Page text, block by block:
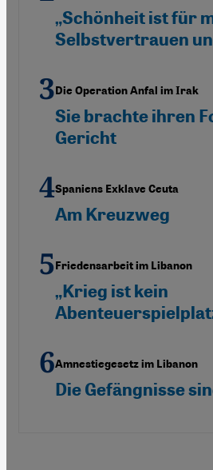
„Schönheit ist für
Selbstvertrauen
Die Operation Anfal im Irak
Sie brachte ihren
Gericht
Spaniens Exklave Ceuta
Am Kreuzweg
Friedensarbeit im Libanon
„Krieg ist kein
Amnestiegesetz im Libanon
Die Gefängnisse